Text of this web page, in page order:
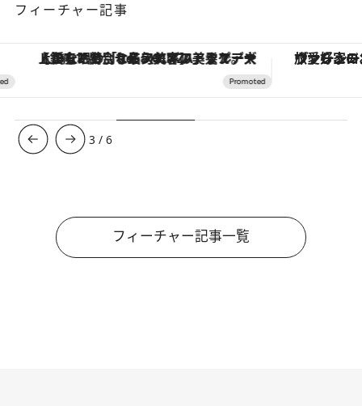
フィーチャー記事
ヴァシュロン・コンスタンタン「オーヴァーシーズ・オートマティック」。旅愛好家のお気に入りコレクションから、ジェンダーレスな新作が登場
4 /6
フィーチャー記事一覧